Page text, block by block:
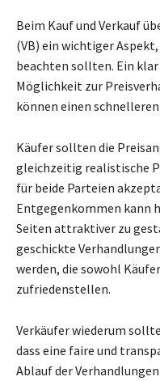
Beim Kauf und Verkauf
(VB) ein wichtiger
beachten sollten. Ein
Möglichkeit zur
können einen
Käufer sollten die
gleichzeitig realistische
für beide Parteien
Entgegenkommen kann
Seiten attraktiver zu
geschickte
werden, die sowohl
zufriedenstellen.
Verkäufer wiederum
dass eine faire und
Ablauf der